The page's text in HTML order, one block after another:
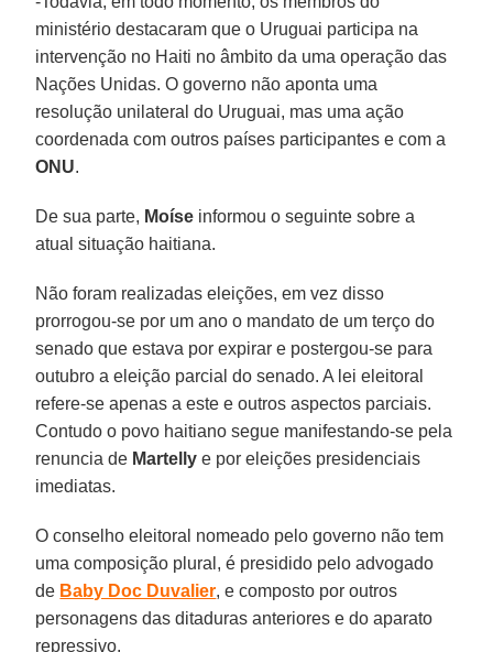
ministério destacaram que o Uruguai participa na
intervenção no Haiti no âmbito da uma operação das
Nações Unidas. O governo não aponta uma
resolução unilateral do Uruguai, mas uma ação
coordenada com outros países participantes e com a
ONU.
De sua parte, Moíse informou o seguinte sobre a
atual situação haitiana.
Não foram realizadas eleições, em vez disso
prorrogou-se por um ano o mandato de um terço do
senado que estava por expirar e postergou-se para
outubro a eleição parcial do senado. A lei eleitoral
refere-se apenas a este e outros aspectos parciais.
Contudo o povo haitiano segue manifestando-se pela
renuncia de Martelly e por eleições presidenciais
imediatas.
O conselho eleitoral nomeado pelo governo não tem
uma composição plural, é presidido pelo advogado
de Baby Doc Duvalier, e composto por outros
personagens das ditaduras anteriores e do aparato
repressivo.